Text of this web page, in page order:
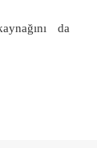
da